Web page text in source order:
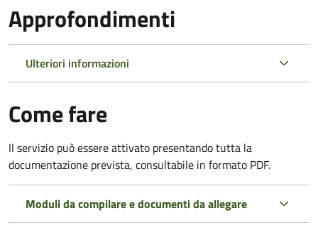
Approfondimenti
Ulteriori informazioni
Come fare
Il servizio può essere attivato presentando tutta la
documentazione prevista, consultabile in formato PDF.
Moduli da compilare e documenti da allegare